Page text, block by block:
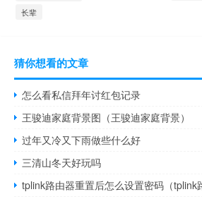
长辈
猜你想看的文章
怎么看私信拜年讨红包记录
王骏迪家庭背景图（王骏迪家庭背景）
过年又冷又下雨做些什么好
三清山冬天好玩吗
tplink路由器重置后怎么设置密码（tplink